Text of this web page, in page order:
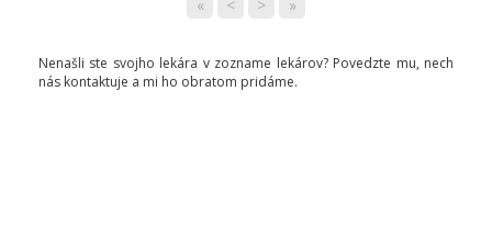
« < > »
Nenašli ste svojho lekára v zozname lekárov? Povedzte mu, nech
nás kontaktuje a mi ho obratom pridáme.